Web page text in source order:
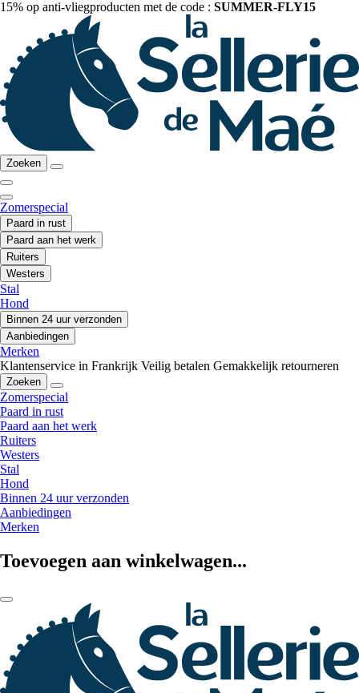
15% op anti-vliegproducten met de code : SUMMER-FLY15
Zoeken
Zomerspecial
Paard in rust
Paard aan het werk
Ruiters
Westers
Stal
Hond
Binnen 24 uur verzonden
Aanbiedingen
Merken
Klantenservice in Frankrijk Veilig betalen Gemakkelijk retourneren
Zoeken
Zomerspecial
Paard in rust
Paard aan het werk
Ruiters
Westers
Stal
Hond
Binnen 24 uur verzonden
Aanbiedingen
Merken
Toevoegen aan winkelwagen...